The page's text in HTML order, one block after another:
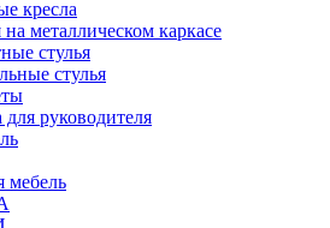
кресла
на металлическом каркасе
стулья
стулья
для руководителя
мебель